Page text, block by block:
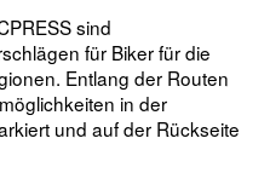
sind
für Biker für die
Entlang der Routen
in der
und auf der Rückseite